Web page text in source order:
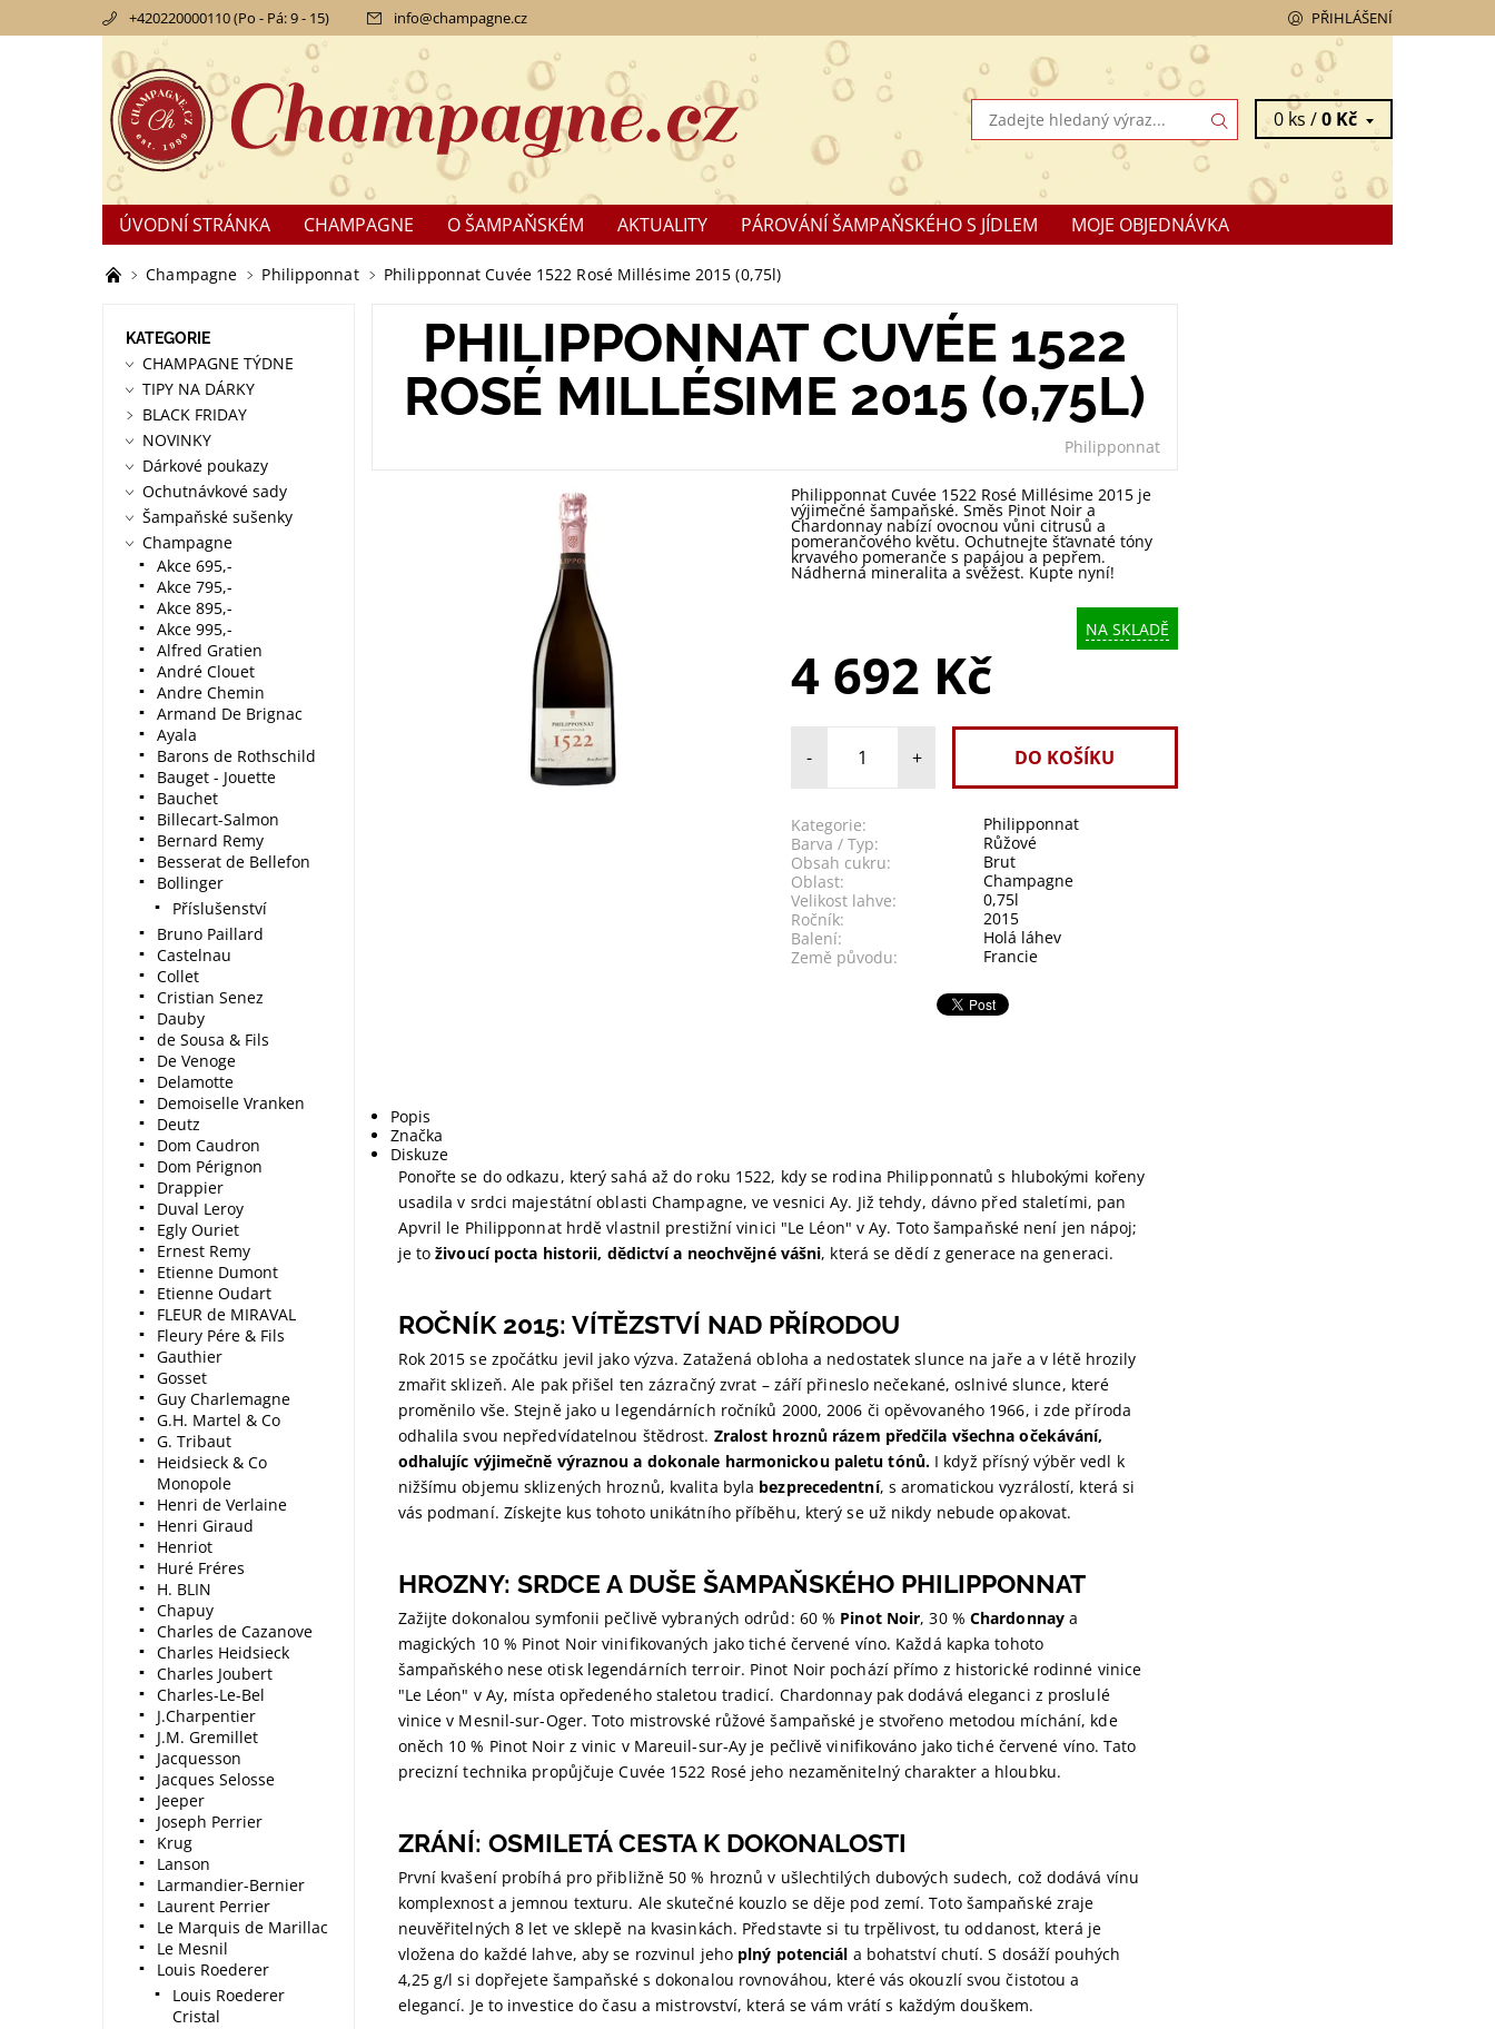
+420220000110 (Po - Pá: 9 - 15) info@champagne.cz PŘIHLÁŠENÍ
0 ks /0 Kč
ÚVODNÍ STRÁNKA CHAMPAGNE O ŠAMPAŇSKÉM AKTUALITY PÁROVÁNÍ ŠAMPAŇSKÉHO S JÍDLEM
MOJE OBJEDNÁVKA
KONTAKTY
OBCHODNÍ PODMÍNKY REKLAMACE
Champagne Philipponnat Philipponnat Cuvée 1522 Rosé Millésime 2015 (0,75l)
PHILIPPONNAT CUVÉE 1522
ROSÉ MILLÉSIME 2015 (0,75L)
Philipponnat
Philipponnat Cuvée 1522 Rosé Millésime 2015 je
výjimečné šampaňské. Směs Pinot Noir a
Chardonnay nabízí ovocnou vůni citrusů a
pomerančového květu. Ochutnejte šťavnaté tóny
krvavého pomeranče s papájou a pepřem.
Nádherná mineralita a svěžest. Kupte nyní!
NA SKLADĚ
4 692 Kč
- +
Kategorie:
Philipponnat
Barva / Typ:
Růžové
Obsah cukru:
Brut
Oblast:
Champagne
Velikost lahve:
0,75l
Ročník:
2015
Balení:
Holá láhev
Země původu:
Francie
Popis
Značka
Diskuze
Ponořte se do odkazu, který sahá až do roku 1522, kdy se rodina Philipponnatů s hlubokými kořeny
usadila v srdci majestátní oblasti Champagne, ve vesnici Ay. Již tehdy, dávno před staletími, pan
Apvril le Philipponnat hrdě vlastnil prestižní vinici "Le Léon" v Ay. Toto šampaňské není jen nápoj;
je toživoucí pocta historii, dědictví a neochvějné vášni, která se dědí z generace na generaci.
ROČNÍK 2015: VÍTĚZSTVÍ NAD PŘÍRODOU
Rok 2015 se zpočátku jevil jako výzva. Zatažená obloha a nedostatek slunce na jaře a v létě hrozily
zmařit sklizeň. Ale pak přišel ten zázračný zvrat – září přineslo nečekané, oslnivé slunce, které
proměnilo vše. Stejně jako u legendárních ročníků 2000, 2006 či opěvovaného 1966, i zde příroda
odhalila svou nepředvídatelnou štědrost. Zralost hroznů rázem předčila všechna očekávání,
odhalujíc výjimečně výraznou a dokonale harmonickou paletu tónů.I když přísný výběr vedl k
nižšímu objemu sklizených hroznů, kvalita byla bezprecedentní, s aromatickou vyzrálostí, která si
vás podmaní. Získejte kus tohoto unikátního příběhu, který se už nikdy nebude opakovat.
HROZNY: SRDCE A DUŠE ŠAMPAŇSKÉHO PHILIPPONNAT
Zažijte dokonalou symfonii pečlivě vybraných odrůd: 60 % Pinot Noir, 30 % Chardonnaya
magických 10 % Pinot Noir vinifikovaných jako tiché červené víno. Každá kapka tohoto
šampaňského nese otisk legendárních terroir. Pinot Noir pochází přímo z historické rodinné vinice
"Le Léon" v Ay, místa opředeného staletou tradicí. Chardonnay pak dodává eleganci z proslulé
vinice v Mesnil-sur-Oger. Toto mistrovské růžové šampaňské je stvořeno metodou míchání, kde
oněch 10 % Pinot Noir z vinic v Mareuil-sur-Ay je pečlivě vinifikováno jako tiché červené víno. Tato
precizní technika propůjčuje Cuvée 1522 Rosé jeho nezaměnitelný charakter a hloubku.
ZRÁNÍ: OSMILETÁ CESTA K DOKONALOSTI
První kvašení probíhá pro přibližně 50 % hroznů v ušlechtilých dubových sudech, což dodává vínu
komplexnost a jemnou texturu. Ale skutečné kouzlo se děje pod zemí. Toto šampaňské zraje
neuvěřitelných 8 let ve sklepě na kvasinkách. Představte si tu trpělivost, tu oddanost, která je
vložena do každé lahve, aby se rozvinul jeho plný potenciál a bohatství chutí. S dosáží pouhých
4,25 g/l si dopřejete šampaňské s dokonalou rovnováhou, které vás okouzlí svou čistotou a
elegancí. Je to investice do času a mistrovství, která se vám vrátí s každým douškem.
KATEGORIE
CHAMPAGNE TÝDNE
TIPY NA DÁRKY
BLACK FRIDAY
NOVINKY
Dárkové poukazy
Ochutnávkové sady
Šampaňské sušenky
Champagne
Akce 695,-
Akce 795,-
Akce 895,-
Akce 995,-
Alfred Gratien
André Clouet
Andre Chemin
Armand De Brignac
Ayala
Barons de Rothschild
Bauget - Jouette
Bauchet
Billecart-Salmon
Bernard Remy
Besserat de Bellefon
Bollinger
Příslušenství
Bruno Paillard
Castelnau
Collet
Cristian Senez
Dauby
de Sousa & Fils
De Venoge
Delamotte
Demoiselle Vranken
Deutz
Dom Caudron
Dom Pérignon
Drappier
Duval Leroy
Egly Ouriet
Ernest Remy
Etienne Dumont
Etienne Oudart
FLEUR de MIRAVAL
Fleury Pére & Fils
Gauthier
Gosset
Guy Charlemagne
G.H. Martel & Co
G. Tribaut
Heidsieck & Co
Monopole
Henri de Verlaine
Henri Giraud
Henriot
Huré Fréres
H. BLIN
Chapuy
Charles de Cazanove
Charles Heidsieck
Charles Joubert
Charles-Le-Bel
J.Charpentier
J.M. Gremillet
Jacquesson
Jacques Selosse
Jeeper
Joseph Perrier
Krug
Lanson
Larmandier-Bernier
Laurent Perrier
Le Marquis de Marillac
Le Mesnil
Louis Roederer
Louis Roederer
Cristal